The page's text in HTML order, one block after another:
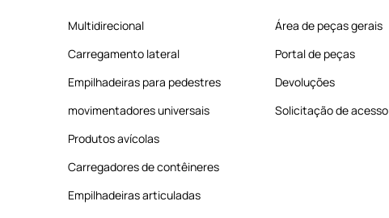
Multidirecional
Carregamento lateral
Empilhadeiras para pedestres
movimentadores universais
Produtos avícolas
Carregadores de contêineres
Empilhadeiras articuladas
Área de peças gerais
Portal de peças
Devoluções
Solicitação de acesso